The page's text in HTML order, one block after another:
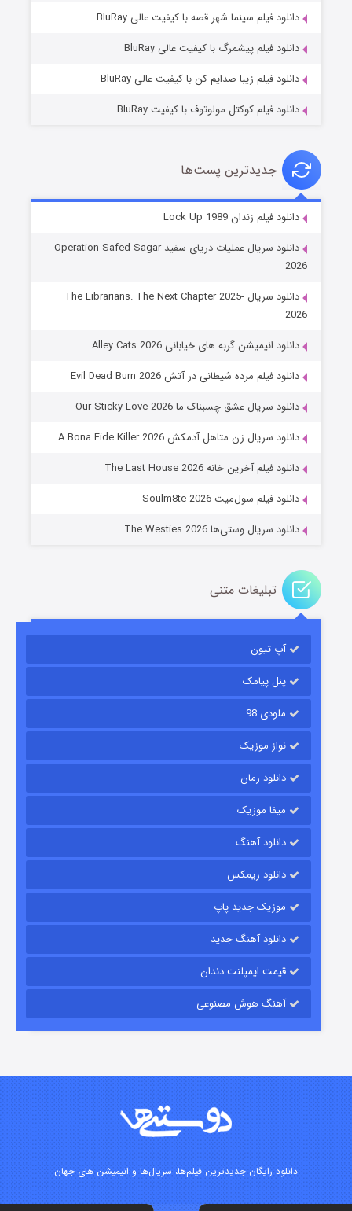
شوهر
عملیات آپارتمان
قسمت۲ (زیرنویس) منتشر شد
مردگان متحرک: شهر مرده ۳
قسمت
شوگر فصل ۲
دانلود فیلم سینما شهر قصه با کیفیت عالی BluRay
دانلود فیلم پیشمرگ با کیفیت عالی BluRay
دانلود فیلم زیبا صدایم کن با کیفیت عالی BluRay
دانلود فیلم کوکتل مولوتوف با کیفیت BluRay
جدیدترین پست‌ها
دانلود فیلم زندان Lock Up 1989
دانلود سریال عملیات دریای سفید Operation Safed Sagar
2026
دانلود سریال The Librarians: The Next Chapter 2025-
2026
دانلود انیمیشن گربه های خیابانی Alley Cats 2026
دانلود فیلم مرده شیطانی در آتش Evil Dead Burn 2026
دانلود سریال عشق چسبناک ما Our Sticky Love 2026
دانلود سریال زن متاهل آدمکش A Bona Fide Killer 2026
دانلود فیلم آخرین خانه The Last House 2026
دانلود فیلم سول‌میت Soulm8te 2026
دانلود سریال وستی‌ها The Westies 2026
تبلیغات متنی
آپ تیون
پنل پیامک
ملودی 98
نواز موزیک
دانلود رمان
میفا موزیک
دانلود آهنگ
دانلود ریمکس
موزیک جدید پاپ
دانلود آهنگ جدید
قیمت ایمپلنت دندان
آهنگ هوش مصنوعی
دانلود رایگان جدیدترین فیلم‌ها، سریال‌ها و انیمیشن های جهان